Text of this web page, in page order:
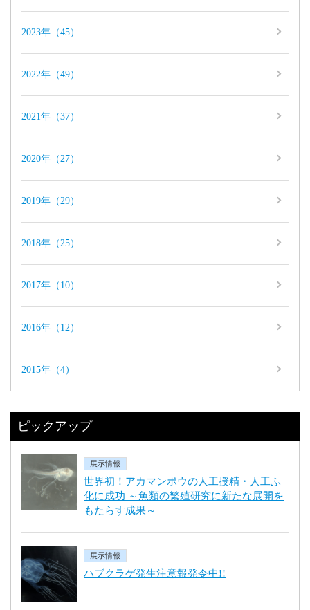
2023年（45）
2022年（49）
2021年（37）
2020年（27）
2019年（29）
2018年（25）
2017年（10）
2016年（12）
2015年（4）
ピックアップ
展示情報
世界初！アカマンボウの人工授精・人工ふ
化に成功 ～魚類の繁殖研究に新たな展開を
もたらす成果～
展示情報
ハブクラゲ発生注意報発令中!!